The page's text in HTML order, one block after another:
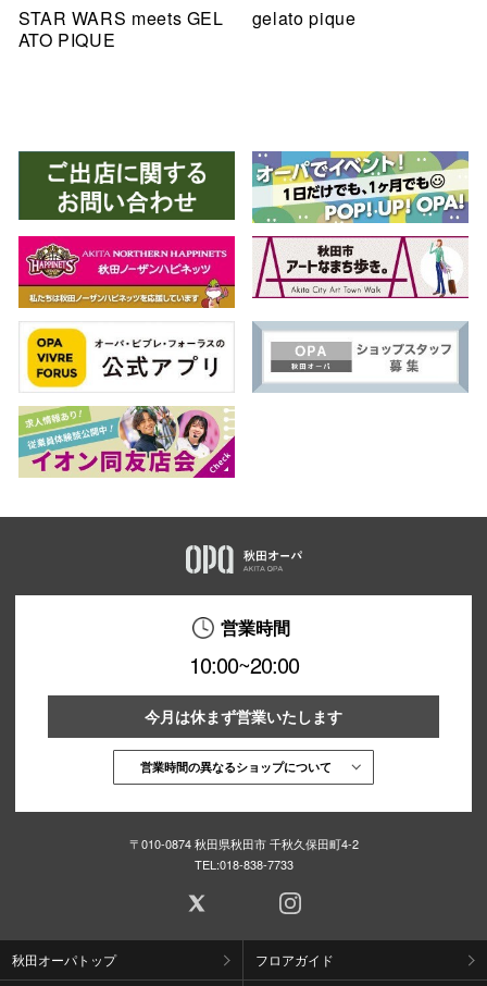
STAR WARS meets GEL
ATO PIQUE
gelato pique
営業時間
10:00~20:00
今月は休まず営業いたします
営業時間の異なるショップについて
〒010-0874 秋田県秋田市 千秋久保田町4-2
TEL:018-838-7733
秋田オーパトップ フロアガイド